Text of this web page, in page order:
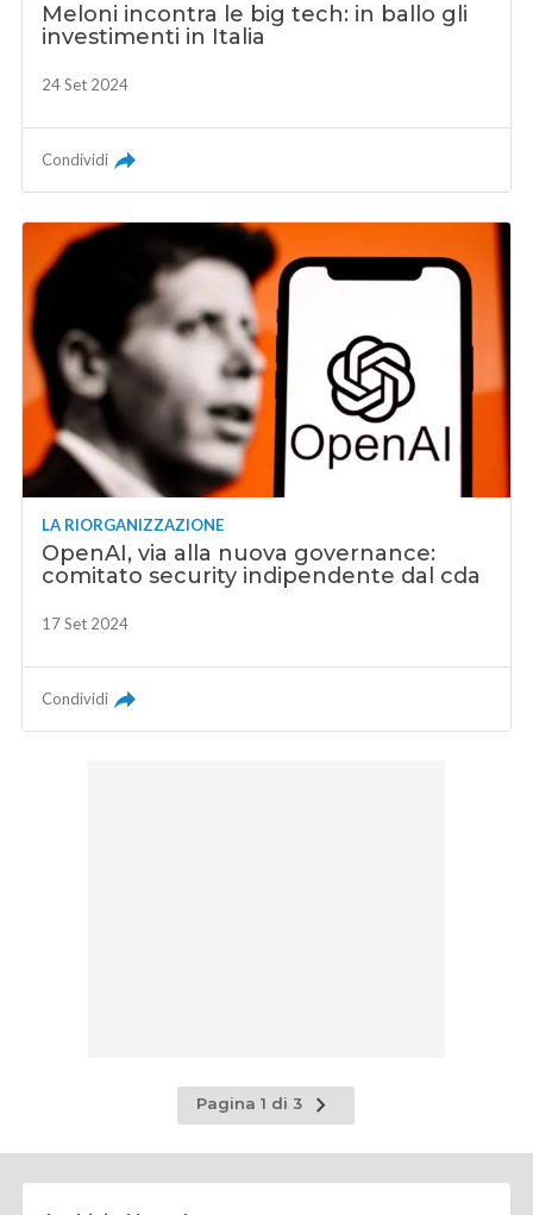
Meloni incontra le big tech: in ballo gli
investimenti in Italia
24 Set 2024
Condividi
LA RIORGANIZZAZIONE
OpenAI, via alla nuova governance:
comitato security indipendente dal cda
17 Set 2024
Condividi
Pagina 1 di 3
Pagina
successiva